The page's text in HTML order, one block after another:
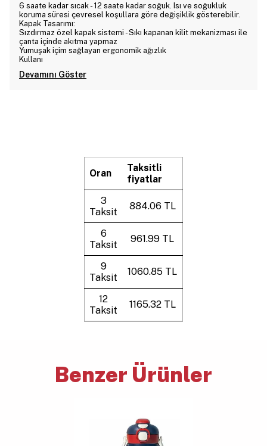
6 saate kadar sıcak - 12 saate kadar soğuk. Isı ve soğukluk
koruma süresi çevresel koşullara göre değişiklik gösterebilir.
Kapak Tasarımı:
Sızdırmaz özel kapak sistemi - Sıkı kapanan kilit mekanizması ile
çanta içinde akıtma yapmaz
Yumuşak içim sağlayan ergonomik ağızlık
Kullanı
Devamını Göster
Oran
Taksitli
fiyatlar
3
Taksit
884.06 TL
6
Taksit
961.99 TL
9
Taksit
1060.85 TL
12
Taksit
1165.32 TL
Benzer Ürünler